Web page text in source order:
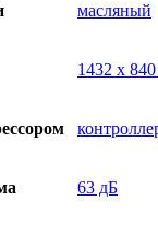
масляный
1432 х
63 дБ